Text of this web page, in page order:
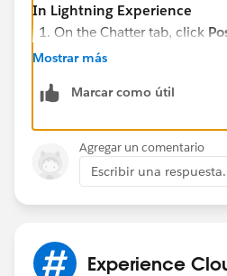
In Lightning Experience
On the Chatter tab, click
Click the
Select your file.
In 'To,' select
All with access
ClickShare.
Mostrar más
Marcar como útil
Agregar un comentario
Escribir una
Experience